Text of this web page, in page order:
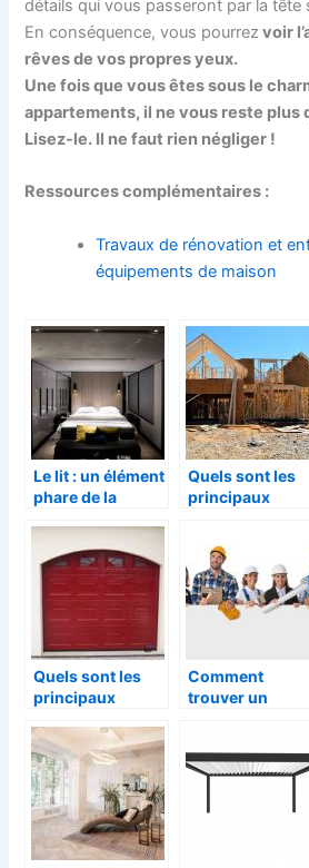
détails qui vous passeront par la
En conséquence, vous pourrez voir
rêves de vos propres yeux.
Une fois que vous êtes sous le
appartements, il ne vous reste plus
Lisez-le. Il ne faut rien négliger !
Ressources complémentaires :
Travaux de rénovation et
équipements de maison
Le lit : un élément
phare de la
Quels sont les
principaux
maison à
ossature bois ?
Quels sont les
principaux
d’un portail
coulissant ?
Comment
trouver un